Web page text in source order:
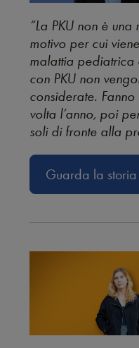
“La PKU non è
motivo per cui
malattia pediatrica
con PKU non
considerate.
volta l’anno, poi
soli di fronte alla
Guarda la